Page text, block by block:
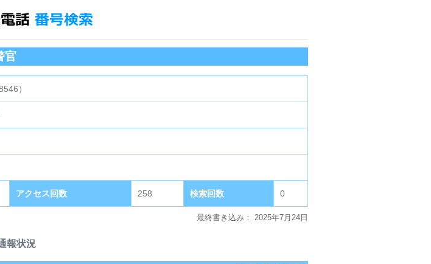
官
）
アクセス回数 258 検索回数 0
最終書き込み： 2025年7月24日
報状況